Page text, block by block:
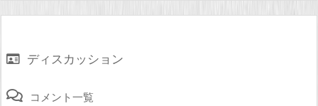
ディスカッション
コメント一覧